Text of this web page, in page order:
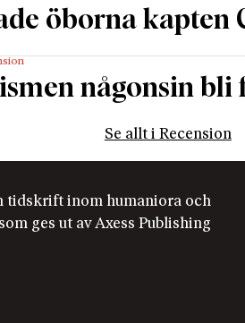
öborna kapten
någonsin bli
Se allt i Recension
tidskrift inom humaniora och
ges ut av Axess Publishing